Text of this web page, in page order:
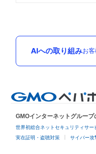
AIへの取り組みお
GMOインターネットグルー
世界初総合ネットセキュリティサー
実在証明・盗聴対策 サイバー攻